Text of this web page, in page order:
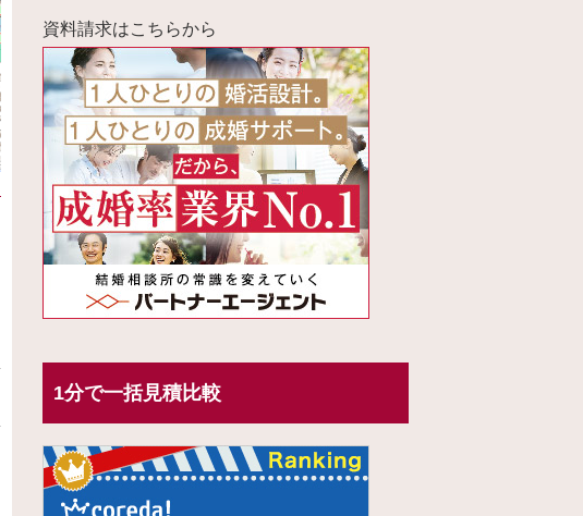
資料請求はこちらから
1分で一括見積比較